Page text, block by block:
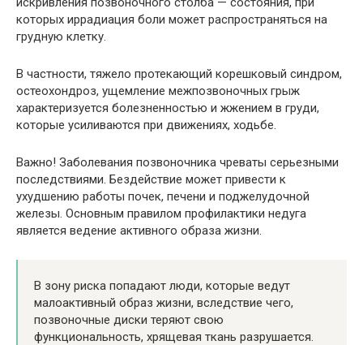
которых иррадиация боли может распространяться на
грудную клетку.
В частности, тяжело протекающий корешковый синдром,
остеохондроз, ущемление межпозвоночных грыж
характеризуется болезненностью и жжением в груди,
которые усиливаются при движениях, ходьбе.
Важно! Заболевания позвоночника чреваты серьезными
последствиями. Бездействие может привести к
ухудшению работы почек, печени и поджелудочной
железы. Основным правилом профилактики недуга
является ведение активного образа жизни.
В зону риска попадают люди, которые ведут
малоактивный образ жизни, вследствие чего,
позвоночные диски теряют свою
функциональность, хрящевая ткань разрушается.